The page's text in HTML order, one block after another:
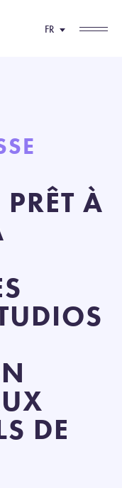
FR
À
DE